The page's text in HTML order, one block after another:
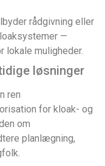
rådgivning eller
—
lokale muligheder.
løsninger
ren
for kloak- og
om
planlægning,